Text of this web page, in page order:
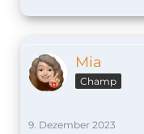
Mia
Champ
9. Dezember 2023